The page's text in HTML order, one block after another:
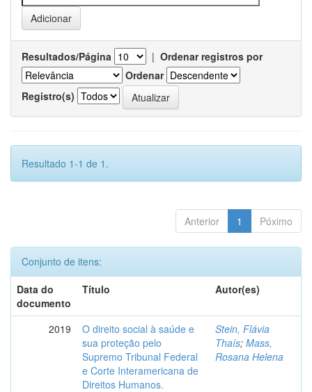
Resultados/Página | Ordenar registros por
Ordenar
Registro(s)
Resultado 1-1 de 1.
Anterior 1 Póximo
Conjunto de itens:
Data do
documento
Título Autor(es)
2019
O direito social à saúde e
sua proteção pelo
Supremo Tribunal Federal
e Corte Interamericana de
Direitos Humanos.
Stein, Flávia
Thaís; Mass,
Rosana Helena